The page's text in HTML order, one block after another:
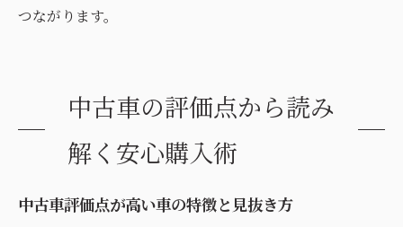
つながります。
中古車の評価点から読み
解く安心購入術
中古車評価点が高い車の特徴と見抜き方